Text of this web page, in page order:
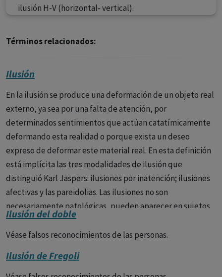
ilusión H-V (horizontal- vertical).
Términos relacionados:
Ilusión
En la ilusión se produce una deformación de un objeto real
externo, ya sea por una falta de atención, por
determinados sentimientos que actúan catatímicamente
deformando esta realidad o porque exista un deseo
expreso de deformar este material real. En esta definición
está implícita las tres modalidades de ilusión que
distinguió Karl Jaspers: ilusiones por inatención; ilusiones
afectivas y las pareidolias. Las ilusiones no son
necesariamente patológicas, pueden aparecer en sujetos
normales, pero son sobre todo abundantes en los delirios
oníricos donde acompañan a las alucinaciones visuales y
Ilusión del doble
Véase falsos reconocimientos de las personas.
Ilusión de Fregoli